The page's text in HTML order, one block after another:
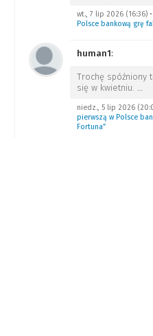
wt., 7 lip 2026 (16:36)•
Polsce bankową grę
human1:
Trochę spóźniony
się w kwietniu. …
niedz., 5 lip 2026
pierwszą w Polsce
Fortuna”